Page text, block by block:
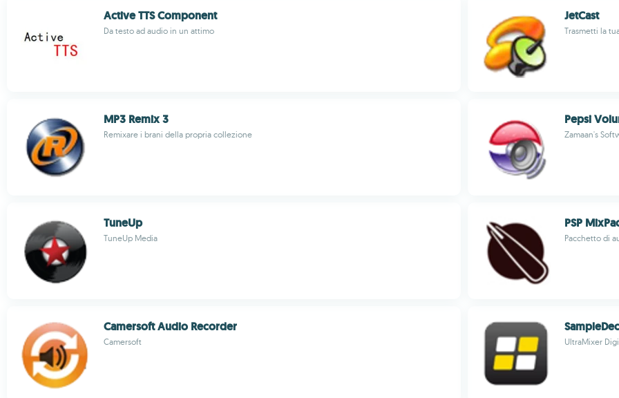
Active TTS Component
Da testo ad audio in un attimo
JetCast
Trasmetti la
MP3 Remix 3
Remixare i brani della propria collezione
Pepsi
Zamaan's
TuneUp
TuneUp Media
PSP
Pacchetto di
Camersoft Audio Recorder
Camersoft UltraMixer